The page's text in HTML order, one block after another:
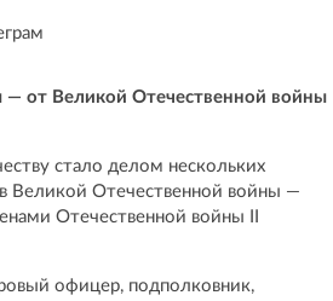
— от Великой Отечественной войны
стало делом нескольких
Великой Отечественной войны —
Отечественной войны II
офицер, подполковник,